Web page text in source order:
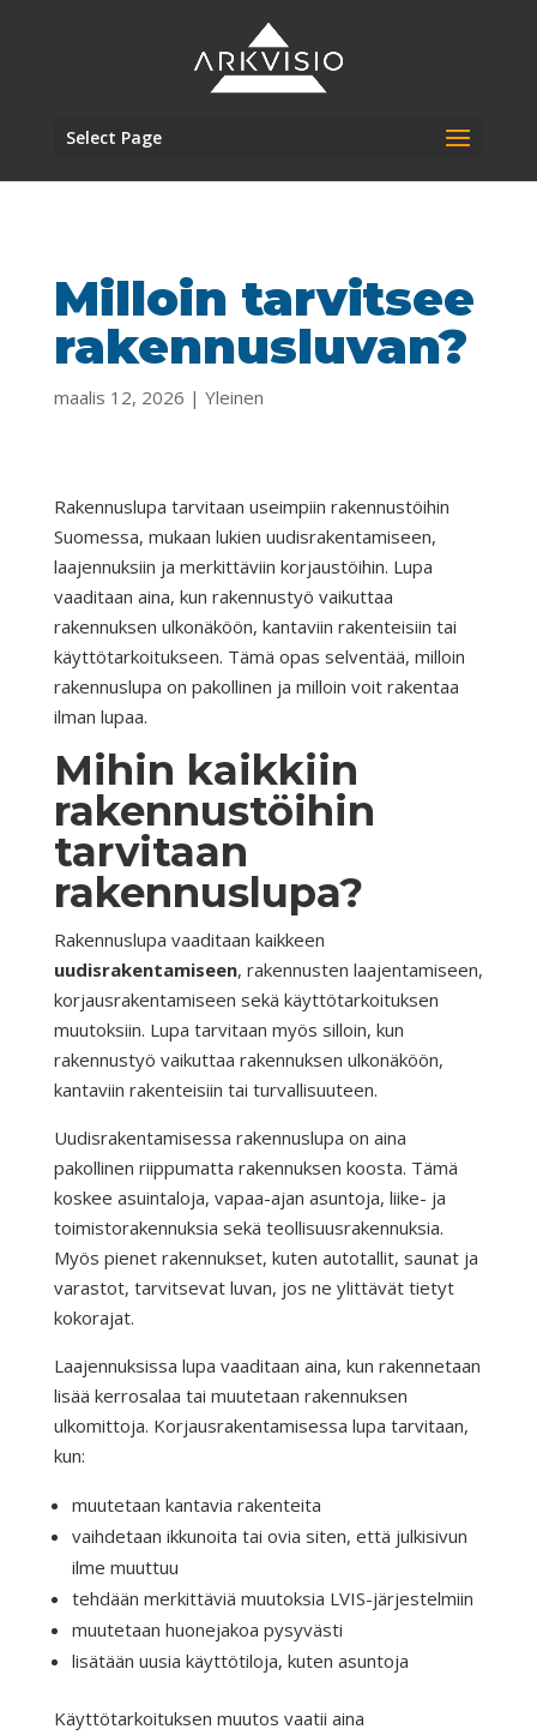
Select Page
Milloin tarvitsee
rakennusluvan?
maalis 12, 2026 | Yleinen
Rakennuslupa tarvitaan useimpiin rakennustöihin
Suomessa, mukaan lukien uudisrakentamiseen,
laajennuksiin ja merkittäviin korjaustöihin. Lupa
vaaditaan aina, kun rakennustyö vaikuttaa
rakennuksen ulkonäköön, kantaviin rakenteisiin tai
käyttötarkoitukseen. Tämä opas selventää, milloin
rakennuslupa on pakollinen ja milloin voit rakentaa
ilman lupaa.
Mihin kaikkiin
rakennustöihin
tarvitaan
rakennuslupa?
Rakennuslupa vaaditaan kaikkeen
uudisrakentamiseen, rakennusten laajentamiseen,
korjausrakentamiseen sekä käyttötarkoituksen
muutoksiin. Lupa tarvitaan myös silloin, kun
rakennustyö vaikuttaa rakennuksen ulkonäköön,
kantaviin rakenteisiin tai turvallisuuteen.
Uudisrakentamisessa rakennuslupa on aina
pakollinen riippumatta rakennuksen koosta. Tämä
koskee asuintaloja, vapaa-ajan asuntoja, liike- ja
toimistorakennuksia sekä teollisuusrakennuksia.
Myös pienet rakennukset, kuten autotallit, saunat ja
varastot, tarvitsevat luvan, jos ne ylittävät tietyt
kokorajat.
Laajennuksissa lupa vaaditaan aina, kun rakennetaan
lisää kerrosalaa tai muutetaan rakennuksen
ulkomittoja. Korjausrakentamisessa lupa tarvitaan,
kun:
muutetaan kantavia rakenteita
vaihdetaan ikkunoita tai ovia siten, että julkisivun
ilme muuttuu
tehdään merkittäviä muutoksia LVIS-järjestelmiin
muutetaan huonejakoa pysyvästi
lisätään uusia käyttötiloja, kuten asuntoja
Käyttötarkoituksen muutos vaatii aina